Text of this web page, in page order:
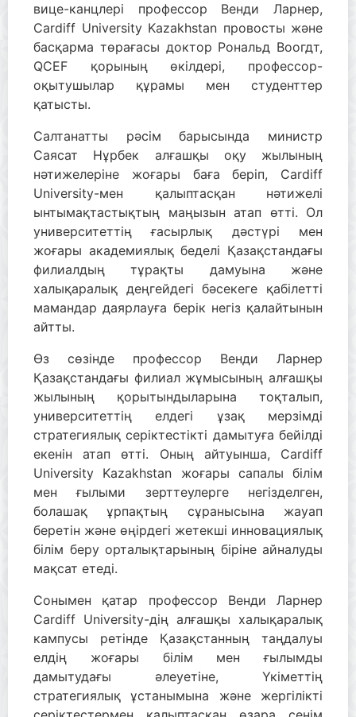
вице-канцлері профессор Венди Ларнер,
Cardiff University Kazakhstan провосты және
басқарма төрағасы доктор Рональд Воогдт,
QCEF қорының өкілдері, профессор-
оқытушылар құрамы мен студенттер
қатысты.
Салтанатты рәсім барысында министр
Саясат Нұрбек алғашқы оқу жылының
нәтижелеріне жоғары баға беріп, Cardiff
University-мен қалыптасқан нәтижелі
ынтымақтастықтың маңызын атап өтті. Ол
университеттің ғасырлық дәстүрі мен
жоғары академиялық беделі Қазақстандағы
филиалдың тұрақты дамуына және
халықаралық деңгейдегі бәсекеге қабілетті
мамандар даярлауға берік негіз қалайтынын
айтты.
Өз сөзінде профессор Венди Ларнер
Қазақстандағы филиал жұмысының алғашқы
жылының қорытындыларына тоқталып,
университеттің елдегі ұзақ мерзімді
стратегиялық серіктестікті дамытуға бейілді
екенін атап өтті. Оның айтуынша, Cardiff
University Kazakhstan жоғары сапалы білім
мен ғылыми зерттеулерге негізделген,
болашақ ұрпақтың сұранысына жауап
беретін және өңірдегі жетекші инновациялық
білім беру орталықтарының біріне айналуды
мақсат етеді.
Сонымен қатар профессор Венди Ларнер
Cardiff University-дің алғашқы халықаралық
кампусы ретінде Қазақстанның таңдалуы
елдің жоғары білім мен ғылымды
дамытудағы әлеуетіне, Үкіметтің
стратегиялық ұстанымына және жергілікті